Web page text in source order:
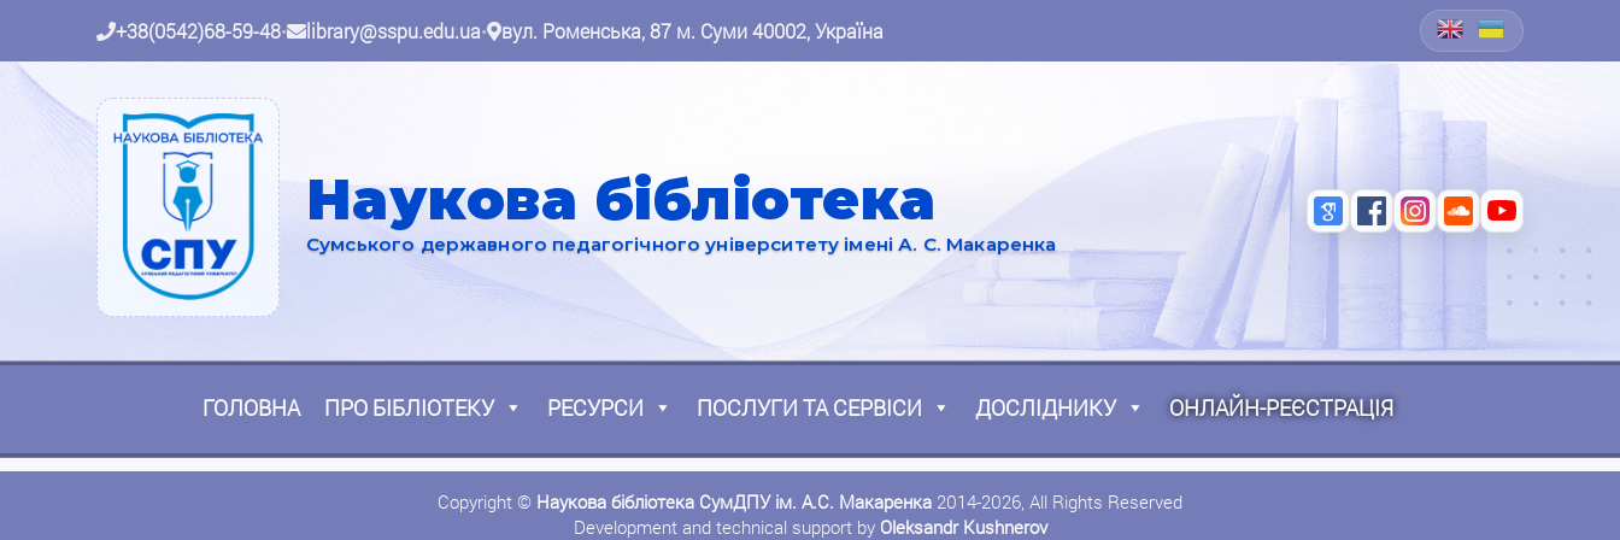
+38(0542)68-59-48• library@sspu.edu.ua• вул. Роменська, 87 м. Суми 40002, Україна
Наукова бібліотека
Сумського державного педагогічного університету імені А. С. Макаренка
ГОЛОВНА ПРО БІБЛІОТЕКУ РЕСУРСИ ПОСЛУГИ ТА СЕРВІСИ ДОСЛІДНИКУ ОНЛАЙН-РЕЄСТРАЦІЯ
Copyright © Наукова бібліотека СумДПУ ім. А.С. Макаренка 2014-2026, All Rights Reserved
Development and technical support by Oleksandr Kushnerov